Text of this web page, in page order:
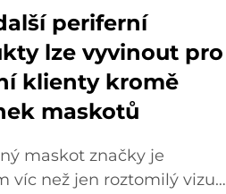
periferní
lze vyvinout pro
klienty kromě
maskotů
maskot značky je
víc než jen roztomilý vizuál